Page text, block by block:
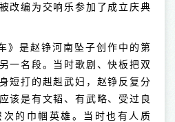
改编为交响乐参加了成立庆典
。
》是赵铮河南坠子创作中的第
一名段。当时歌剧、快板把双
短打的赳赳武妇，赵铮反复分
该是有文韬、有武略、受过良
的巾帼英雄。当时也有人质